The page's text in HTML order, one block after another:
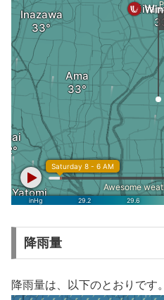
降雨量
降雨量は、以下のとおりです。